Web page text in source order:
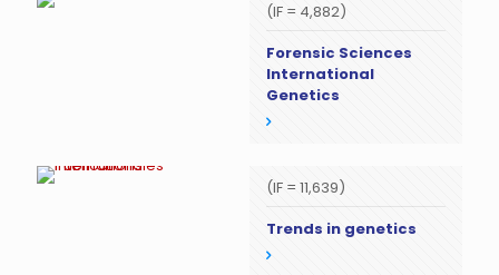
(IF = 4,882)
Forensic Sciences
International
Genetics
(IF = 11,639)
Trends in genetics